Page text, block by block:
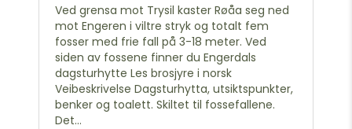
Ved grensa mot Trysil kaster Røåa seg ned
mot Engeren i viltre stryk og totalt fem
fosser med frie fall på 3-18 meter. Ved
siden av fossene finner du Engerdals
dagsturhytte Les brosjyre i norsk
Veibeskrivelse Dagsturhytta, utsiktspunkter,
benker og toalett. Skiltet til fossefallene.
Det...